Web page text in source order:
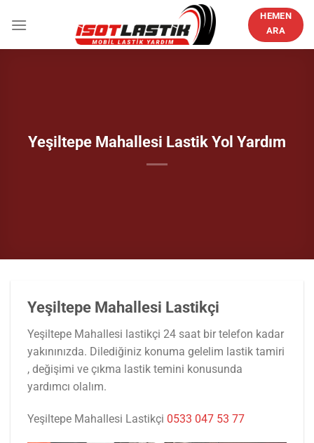
atla
HEMEN
ARA
Yeşiltepe Mahallesi Lastik Yol Yardım
Yeşiltepe Mahallesi Lastikçi
Yeşiltepe Mahallesi lastikçi 24 saat bir telefon kadar
yakınınızda. Dilediğiniz konuma gelelim lastik tamiri
, değişimi ve çıkma lastik temini konusunda
yardımcı olalım.
Yeşiltepe Mahallesi Lastikçi 0533 047 53 77